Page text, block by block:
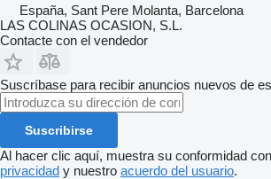
España, Sant Pere Molanta, Barcelona
LAS COLINAS OCASION, S.L.
Contacte con el vendedor
Suscríbase para recibir anuncios nuevos de
Suscribirse
Al hacer clic aquí, muestra su conformidad
privacidad y nuestro acuerdo del usuario.